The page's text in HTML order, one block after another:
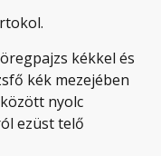
kékkel és
kék mezejében
nyolc
ezüst telő